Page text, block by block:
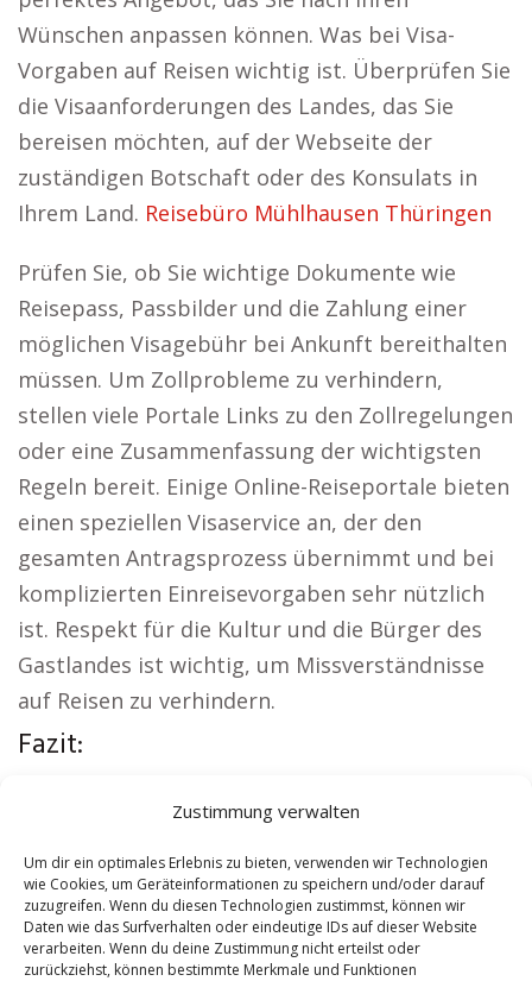
Zustimmung verwalten
Um dir ein optimales Erlebnis zu bieten, verwenden wir Technologien
wie Cookies, um Geräteinformationen zu speichern und/oder darauf
zuzugreifen. Wenn du diesen Technologien zustimmst, können wir
Daten wie das Surfverhalten oder eindeutige IDs auf dieser Website
verarbeiten. Wenn du deine Zustimmung nicht erteilst oder
zurückziehst, können bestimmte Merkmale und Funktionen
Wünschen anpassen können. Was bei Visa-
Vorgaben auf Reisen wichtig ist. Überprüfen Sie
die Visaanforderungen des Landes, das Sie
bereisen möchten, auf der Webseite der
zuständigen Botschaft oder des Konsulats in
Ihrem Land. Reisebüro Mühlhausen Thüringen
Prüfen Sie, ob Sie wichtige Dokumente wie
Reisepass, Passbilder und die Zahlung einer
möglichen Visagebühr bei Ankunft bereithalten
müssen. Um Zollprobleme zu verhindern,
stellen viele Portale Links zu den Zollregelungen
oder eine Zusammenfassung der wichtigsten
Regeln bereit. Einige Online-Reiseportale bieten
einen speziellen Visaservice an, der den
gesamten Antragsprozess übernimmt und bei
komplizierten Einreisevorgaben sehr nützlich
ist. Respekt für die Kultur und die Bürger des
Gastlandes ist wichtig, um Missverständnisse
auf Reisen zu verhindern.
Fazit:
Kirche Laatzen |Autovermietung
Laatzen |Versicherung Laatzen|Hauskauf
Laatzen|Hundeschule Laatzen
Contents [show]